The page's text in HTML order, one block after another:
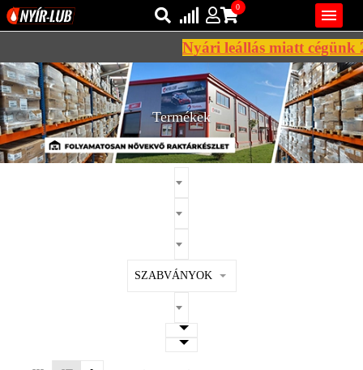
REGISZTRÁCIÓ

Bejelentkezés
Regisztráció
0
AZ ÖN KOSARA ÜRES
Nyári leállás miatt cégünk
Termékek
SZABVÁNYOK